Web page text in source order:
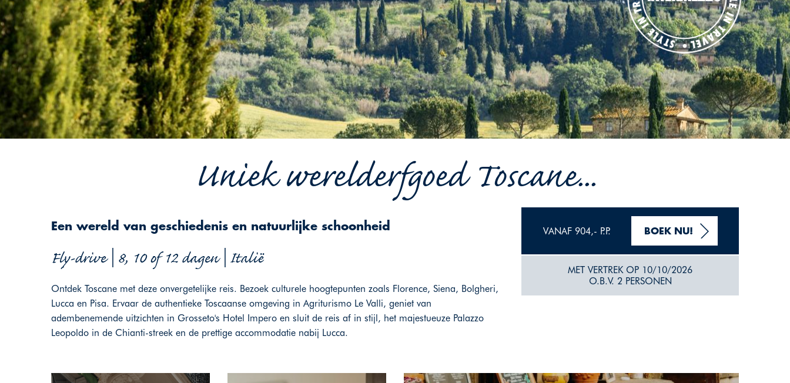
Uniek werelderfgoed Toscane...
Een wereld van geschiedenis en natuurlijke schoonheid
Fly-drive | 8, 10 of 12 dagen | Italië
Ontdek Toscane met deze onvergetelijke reis. Bezoek culturele hoogtepunten zoals Florence, Siena, Bolgheri,
Lucca en Pisa. Ervaar de authentieke Toscaanse omgeving in Agriturismo Le Valli, geniet van
adembenemende uitzichten in Grosseto's Hotel Impero en sluit de reis af in stijl, het majestueuze Palazzo
Leopoldo in de Chianti-streek en de prettige accommodatie nabij Lucca.
VANAF 904,- P.P. BOEK NU!
MET VERTREK OP 10/10/2026
O.B.V. 2 PERSONEN